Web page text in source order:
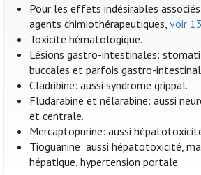
Pour les effets indésirables
agents chimiothérapeutiques,voir
Toxicité hématologique.
Lésions gastro-intestinales:
buccales et parfois gastro-
Cladribine: aussi syndrome grippal.
Fludarabine et nélarabine: aussi
et centrale.
Mercaptopurine: aussi
Tioguanine: aussi hépatotoxicité,
hépatique, hypertension portale.